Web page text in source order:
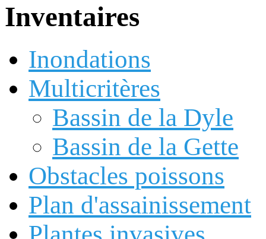
Inventaires
Inondations
Multicritères
Bassin de la Dyle
Bassin de la Gette
Obstacles poissons
Plan d'assainissement